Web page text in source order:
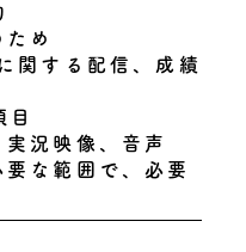
め
関する配信、成績
目
況映像、音声
な範囲で、必要